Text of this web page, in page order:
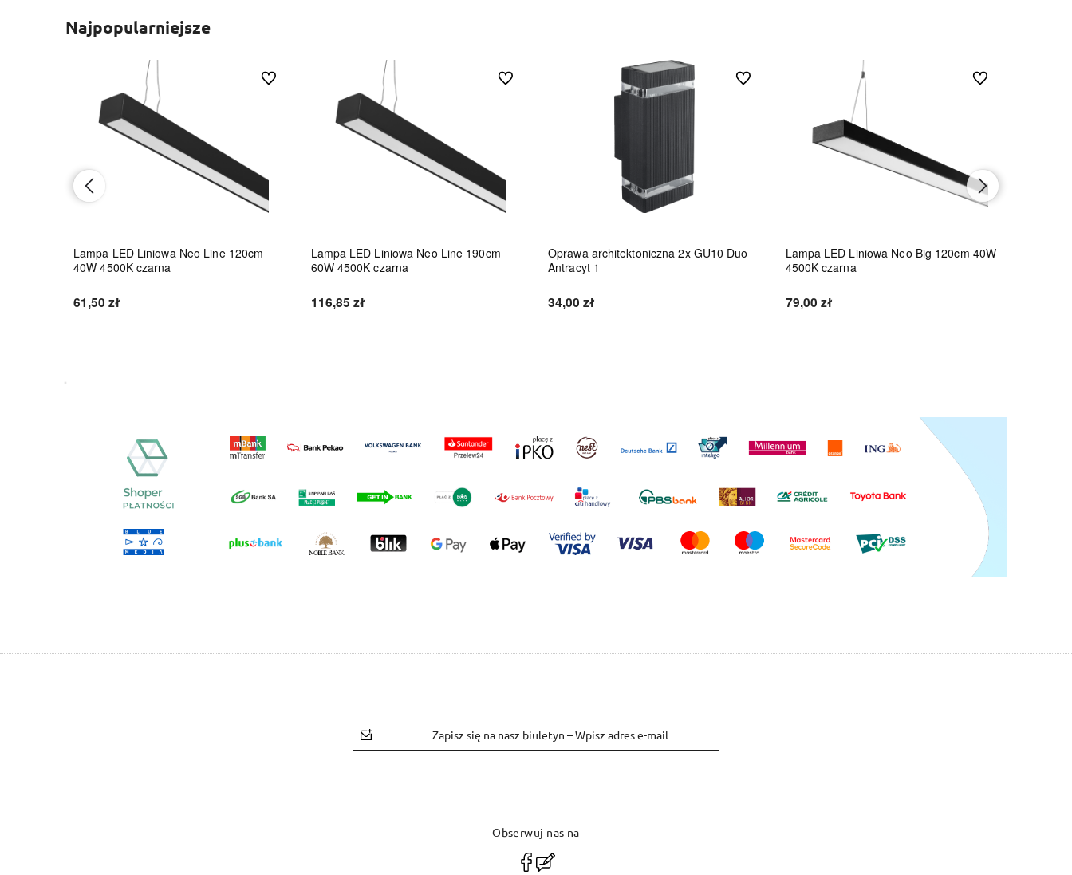
Najpopularniejsze
Lampa LED Liniowa Neo Line 120cm
40W 4500K czarna
61,50 zł
Do ulubionych
Lampa LED Liniowa Neo Line 190cm
60W 4500K czarna
116,85 zł
Do ulubionych
Oprawa architektoniczna 2x GU10 Duo
Antracyt 1
34,00 zł
Do ulubionych
Lampa LED Liniowa Neo Big 120cm 40W
4500K czarna
79,00 zł
Do ulubionych
Zapisz się na nasz biuletyn – Wpisz adres e-mail
Obserwuj nas na